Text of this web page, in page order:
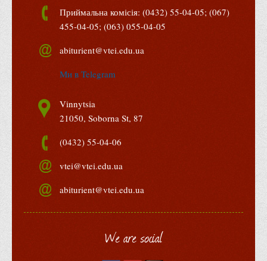
Програми вступних випробувань
Перелік предметних тестів єдиного вступного фахового
основі НРК6, НРК7
Положення про організацію та проведення вступних
Відеозаписи вступних випробувань
Як обрати спеціальність: 10 порад вступникам
Ми в Telegram
Життя інституту
Рада студентського самоврядування
Студентський туристичний клуб "Way to Freedom"
Приймальна комісія: (0432) 55-04-05; (067)
455-04-05; (063) 055-04-05
abiturient@vtei.edu.ua
Ми в Telegram
Vinnytsia
21050, Soborna St, 87
(0432) 55-04-06
vtei@vtei.edu.ua
abiturient@vtei.edu.ua
We are social